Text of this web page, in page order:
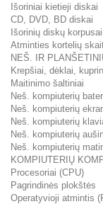
Išoriniai kietieji diskai
CD, DVD, BD diskai
Išorinių diskų korpusai
Atminties kortelių
NEŠ. IR
Krepšiai, dėklai,
Maitinimo šaltiniai
Neš. kompiuterių
Neš. kompiuterių
Neš. kompiuterių
Neš. kompiuterių
Neš. kompiuterių
KOMPIUTERIŲ
Procesoriai (CPU)
Pagrindinės plokštės
Operatyvioji atmintis